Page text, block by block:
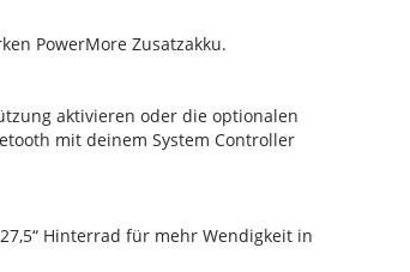
PowerMore Zusatzakku.
aktivieren oder die optionalen
mit deinem System Controller
Hinterrad für mehr Wendigkeit in